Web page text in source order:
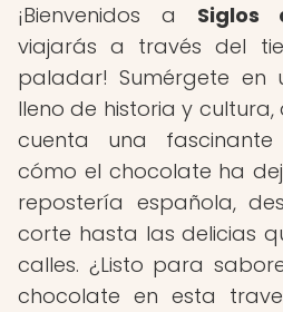
¡Bienvenidos a Siglos
viajarás a través del
paladar! Sumérgete en
lleno de historia y
cuenta una fascinante
cómo el chocolate ha
repostería española,
corte hasta las delicias
calles. ¿Listo para
chocolate en esta